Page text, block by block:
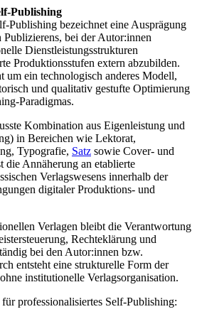
Publishing
Publishing bezeichnet eine Ausprägung
bei der Autor:innen
Dienstleistungsstrukturen
Produktionsstufen extern abzubilden.
um ein technologisch anderes Modell,
und qualitativ gestufte Optimierung
Paradigmas.
Kombination aus Eigenleistung und
in Bereichen wie Lektorat,
Typografie, Satz sowie Cover- und
die Annäherung an etablierte
Verlagswesens innerhalb der
digitaler Produktions- und
Verlagen bleibt die Verantwortung
Rechteklärung und
bei den Autor:innen bzw.
entsteht eine strukturelle Form der
institutionelle Verlagsorganisation.
professionalisiertes Self-Publishing: